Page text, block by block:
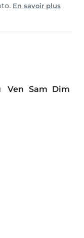
En savoir plus
Ven Sam Dim